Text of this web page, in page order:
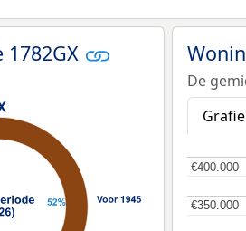
De
€350.000
€350.000
€400.000
€400.000